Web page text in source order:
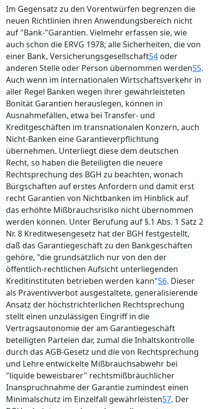
Im Gegensatz zu den Vorentwürfen begrenzen die
neuen Richtlinien ihren Anwendungsbereich nicht
auf "Bank-"Garantien. Vielmehr erfassen sie, wie
auch schon die ERVG 1978; alle Sicherheiten, die von
einer Bank, Versicherungsgesellschaft54 oder
anderen Stelle oder Person übernommen werden55.
Auch wenn im internationalen Wirtschaftsverkehr in
aller Regel Banken wegen ihrer gewährleisteten
Bonität Garantien herauslegen, können in
Ausnahmefällen, etwa bei Transfer- und
Kreditgeschäften im transnationalen Konzern, auch
Nicht-Banken eine Garantieverpflichtung
übernehmen. Unterliegt diese dem deutschen
Recht, so haben die Beteiligten die neuere
Rechtsprechung des BGH zu beachten, wonach
Bürgschaften auf erstes Anfordern und damit erst
recht Garantien von Nichtbanken im Hinblick auf
das erhöhte Mißbrauchsrisiko nicht übernommen
werden können. Unter Berufung auf §.1 Abs. 1 Satz 2
Nr. 8 Kreditwesengesetz hat der BGH festgestellt,
daß das Garantiegeschäft zu den Bankgeschäften
gehöre, "die grundsätzlich nur von den der
öffentlich-rechtlichen Aufsicht unterliegenden
Kreditinstituten betrieben werden kann"56. Dieser
als Präventivverbot ausgestaltete, generalisierende
Ansatz der höchstrichterlichen Rechtsprechung
stellt einen unzulässigen Eingriff in die
Vertragsautonomie der am Garantiegeschäft
beteiligten Parteien dar, zumal die Inhaltskontrolle
durch das AGB-Gesetz und die von Rechtsprechung
und Lehre entwickelte Mißbrauchsabwehr bei
"liquide beweisbarer" rechtsmißbräuchlicher
Inanspruchnahme der Garantie zumindest einen
Minimalschutz im Einzelfall gewährleisten57. Der